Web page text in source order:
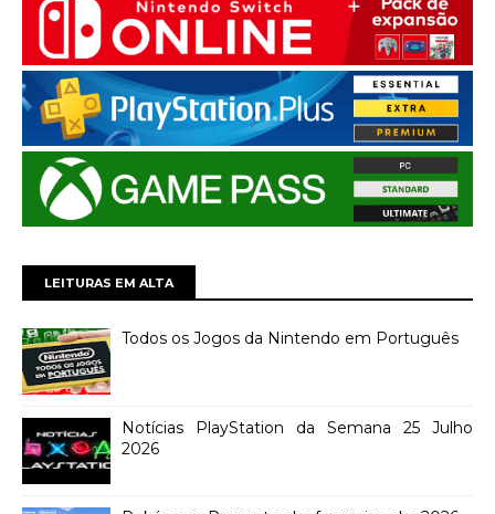
LEITURAS EM ALTA
Todos os Jogos da Nintendo em Português
Notícias PlayStation da Semana 25 Julho
2026